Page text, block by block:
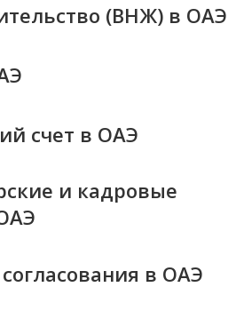
(ВНЖ) в ОАЭ
счет в ОАЭ
и кадровые
в ОАЭ